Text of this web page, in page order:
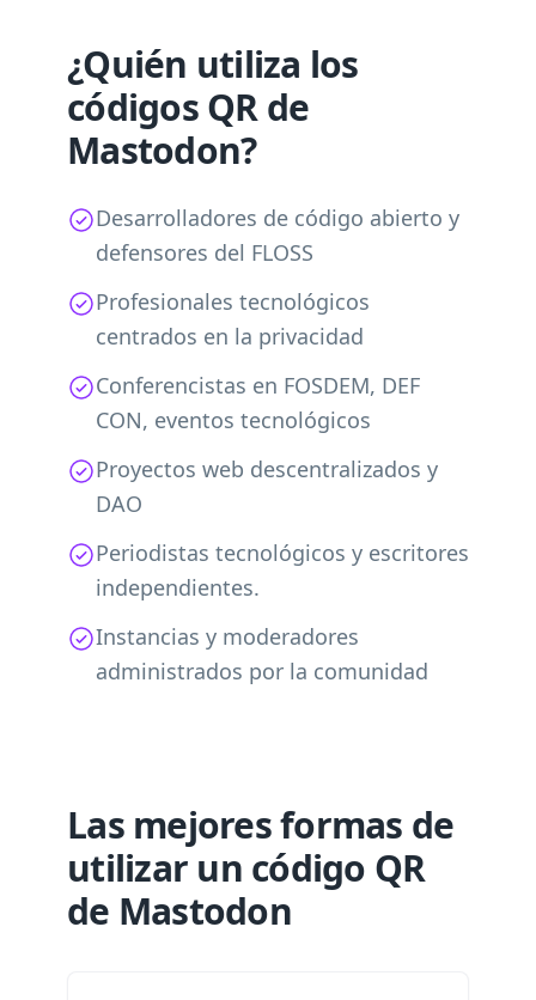
¿Quién utiliza los
códigos QR de
Mastodon?
Desarrolladores de código abierto y
defensores del FLOSS
Profesionales tecnológicos
centrados en la privacidad
Conferencistas en FOSDEM, DEF
CON, eventos tecnológicos
Proyectos web descentralizados y
DAO
Periodistas tecnológicos y escritores
independientes.
Instancias y moderadores
administrados por la comunidad
Las mejores formas de
utilizar un código QR
de Mastodon